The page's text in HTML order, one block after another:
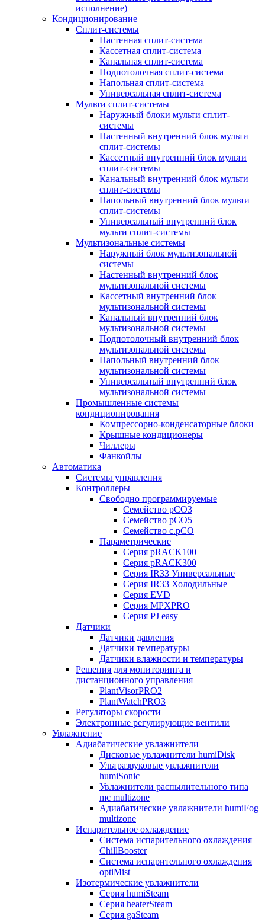
исполнение)
Кондиционирование
Сплит-системы
Настенная сплит-система
Кассетная сплит-система
Канальная сплит-система
Подпотолочная сплит-система
Напольная сплит-система
Универсальная сплит-система
Мульти сплит-системы
Наружный блоки мульти сплит-
системы
Настенный внутренний блок мульти
сплит-системы
Кассетный внутренний блок мульти
сплит-системы
Канальный внутренний блок мульти
сплит-системы
Напольный внутренний блок мульти
сплит-системы
Универсальный внутренний блок
мульти сплит-системы
Мультизональные системы
Наружный блок мультизональной
системы
Настенный внутренний блок
мультизональной системы
Кассетный внутренний блок
мультизональной системы
Канальный внутренний блок
мультизональной системы
Подпотолочный внутренний блок
мультизональной системы
Напольный внутренний блок
мультизональной системы
Универсальный внутренний блок
мультизональной системы
Промышленные системы
кондиционирования
Компрессорно-конденсаторные блоки
Крышные кондиционеры
Чиллеры
Фанкойлы
Автоматика
Системы управления
Контроллеры
Свободно программируемые
Семейство pCO3
Семейство pCO5
Семейство c.pCO
Параметрические
Серия pRACK100
Серия pRACK300
Серия IR33 Универсальные
Серия IR33 Холодильные
Серия EVD
Серия MPXPRO
Серия PJ easy
Датчики
Датчики давления
Датчики температуры
Датчики влажности и температуры
Решения для мониторинга и
дистанционного управления
PlantVisorPRO2
PlantWatchPRO3
Регуляторы скорости
Электронные регулирующие вентили
Увлажнение
Адиабатические увлажнители
Дисковые увлажнители humiDisk
Ультразвуковые увлажнители
humiSonic
Увлажнители распылительного типа
mc multizone
Адиабатические увлажнители humiFog
multizone
Испарительное охлаждение
Система испарительного охлаждения
ChillBooster
Система испарительного охлаждения
optiMist
Изотермические увлажнители
Серия humiSteam
Серия heaterSteam
Серия gaSteam